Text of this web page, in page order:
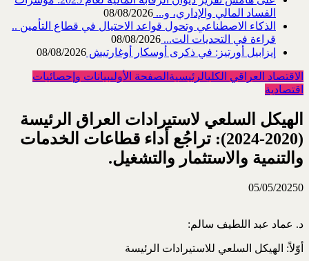
الفساد المالي والإداري، و... 08/08/2026
الذكاء الاصطناعي وتحول قواعد الاحتيال في قطاع ‏التأمين ..
قراءة في التحديات الت... 08/08/2026
إيزابيل أورتيز: في ذكرى ‏أوسكار أوغارتيش 08/08/2026
الاقتصاد العراقي الكليالرئيسية الصفحة الأولىبيانات وإحصائيات
اقتصادية
الهيكل السلعي لاستيرادات العراق الرئيسة
(2020-2024): تراجُع أداء قطاعات الخدمات
والتنمية والاستثمار والتشغيل.
05/05/20250
د. عماد عبد اللطيف سالم:
أوّلاً: الهيكل السلعي للاستيرادات الرئيسة